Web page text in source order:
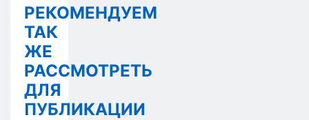
РЕКОМЕНДУЕМ
ТАК
ЖЕ
РАССМОТРЕТЬ
ДЛЯ
ПУБЛИКАЦИИ